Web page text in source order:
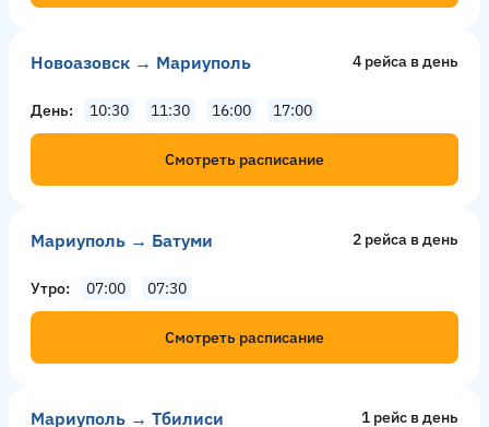
Новоазовск → Мариуполь 4 рейсa в день
День 10:30 11:30 16:00 17:00
Смотреть расписание
Мариуполь → Батуми 2 рейсa в день
Утро 07:00 07:30
Смотреть расписание
Мариуполь → Тбилиси 1 рейс в день